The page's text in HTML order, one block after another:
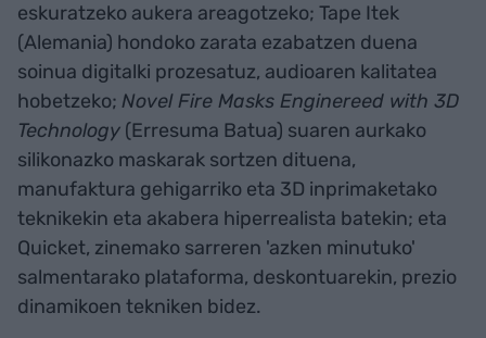
eskuratzeko aukera areagotzeko; Tape Itek
(Alemania) hondoko zarata ezabatzen duena
soinua digitalki prozesatuz, audioaren kalitatea
hobetzeko; Novel Fire Masks Enginereed with 3D
Technology (Erresuma Batua) suaren aurkako
silikonazko maskarak sortzen dituena,
manufaktura gehigarriko eta 3D inprimaketako
teknikekin eta akabera hiperrealista batekin; eta
Quicket, zinemako sarreren 'azken minutuko'
salmentarako plataforma, deskontuarekin, prezio
dinamikoen tekniken bidez.